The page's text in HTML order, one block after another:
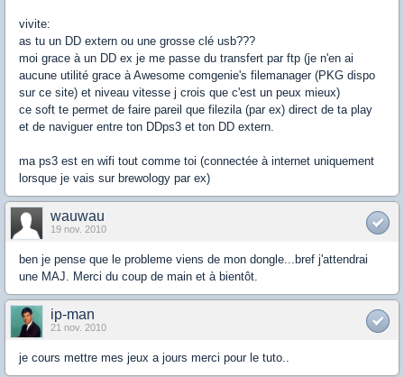
vivite:
as tu un DD extern ou une grosse clé usb???
moi grace à un DD ex je me passe du transfert par ftp (je n'en ai
aucune utilité grace à Awesome comgenie's filemanager (PKG dispo
sur ce site) et niveau vitesse j crois que c'est un peux mieux)
ce soft te permet de faire pareil que filezila (par ex) direct de ta play
et de naviguer entre ton DDps3 et ton DD extern.
ma ps3 est en wifi tout comme toi (connectée à internet uniquement
lorsque je vais sur brewology par ex)
wauwau
19 nov. 2010
ben je pense que le probleme viens de mon dongle...bref j'attendrai
une MAJ. Merci du coup de main et à bientôt.
ip-man
21 nov. 2010
je cours mettre mes jeux a jours merci pour le tuto..